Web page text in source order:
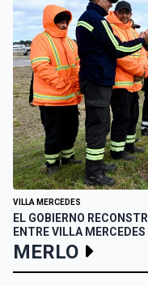
VILLA MERCEDES
EL GOBIERNO
ENTRE VILLA MERCEDES
MERLO